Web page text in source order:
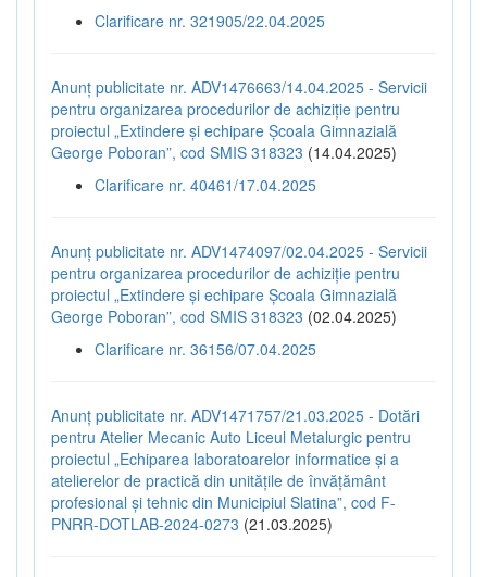
Clarificare nr. 321905/22.04.2025
Anunț publicitate nr. ADV1476663/14.04.2025 - Servicii
pentru organizarea procedurilor de achiziție pentru
proiectul „Extindere și echipare Școala Gimnazială
George Poboran”, cod SMIS 318323 (14.04.2025)
Clarificare nr. 40461/17.04.2025
Anunț publicitate nr. ADV1474097/02.04.2025 - Servicii
pentru organizarea procedurilor de achiziție pentru
proiectul „Extindere și echipare Școala Gimnazială
George Poboran”, cod SMIS 318323 (02.04.2025)
Clarificare nr. 36156/07.04.2025
Anunț publicitate nr. ADV1471757/21.03.2025 - Dotări
pentru Atelier Mecanic Auto Liceul Metalurgic pentru
proiectul „Echiparea laboratoarelor informatice și a
atelierelor de practică din unitățile de învățământ
profesional și tehnic din Municipiul Slatina”, cod F-
PNRR-DOTLAB-2024-0273 (21.03.2025)